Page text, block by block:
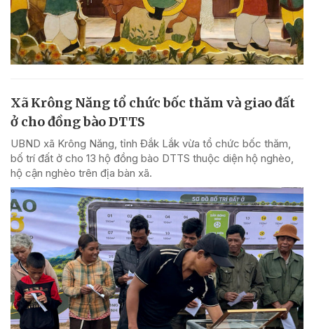
Xã Krông Năng tổ chức bốc thăm và giao đất
ở cho đồng bào DTTS
UBND xã Krông Năng, tỉnh Đắk Lắk vừa tổ chức bốc thăm,
bố trí đất ở cho 13 hộ đồng bào DTTS thuộc diện hộ nghèo,
hộ cận nghèo trên địa bàn xã.